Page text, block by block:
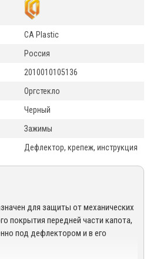
CA Plastic
Россия
2010010105136
Оргстекло
Черный
Зажимы
Дефлектор, крепеж, инструкция
для защиты от механических
покрытия передней части капота,
под дефлектором и в его